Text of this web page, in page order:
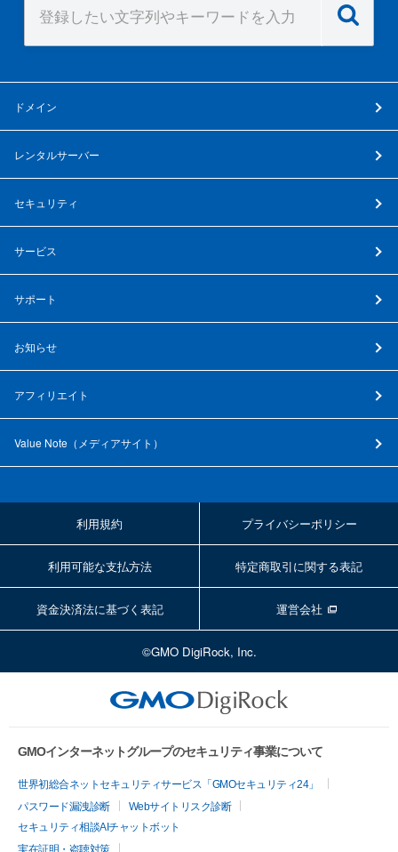
ドメイン
レンタルサーバー
セキュリティ
サービス
サポート
お知らせ
アフィリエイト
Value Note（ メディアサイト ）
利用規約 プライバシーポリシー
利用可能な支払方法 特定商取引に関する表記
資金決済法に基づく表記 運営会社
©GMO DigiRock, Inc.
GMOインターネットグループのセキュリティ事業について
世界初総合ネットセキュリティサービス「GMOセキュリティ24」
パスワード漏洩診断
Webサイトリスク診断
セキュリティ相談AIチャットボット
実在証明・盗聴対策